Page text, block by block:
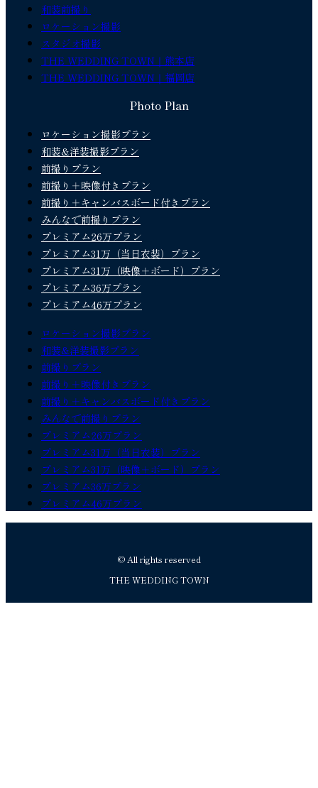
和装前撮り
ロケーション撮影
スタジオ撮影
THE WEDDING TOWN｜熊本店
THE WEDDING TOWN｜福岡店
Photo Plan
ロケーション撮影プラン
和装&洋装撮影プラン
前撮りプラン
前撮り＋映像付きプラン
前撮り＋キャンバスボード付きプラン
みんなで前撮りプラン
プレミアム26万プラン
プレミアム31万（当日衣装）プラン
プレミアム31万（映像＋ボード）プラン
プレミアム36万プラン
プレミアム46万プラン
ロケーション撮影プラン
和装&洋装撮影プラン
前撮りプラン
前撮り＋映像付きプラン
前撮り＋キャンバスボード付きプラン
みんなで前撮りプラン
プレミアム26万プラン
プレミアム31万（当日衣装）プラン
プレミアム31万（映像＋ボード）プラン
プレミアム36万プラン
プレミアム46万プラン
© All rights reserved
THE WEDDING TOWN